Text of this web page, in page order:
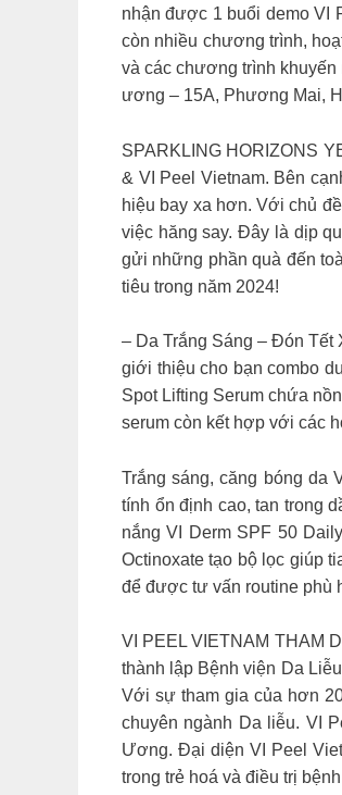
nhận được 1 buổi demo VI
còn nhiều chương trình,
và các chương trình
ương – 15A, Phương Mai,
SPARKLING HORIZONS
& VI Peel Vietnam. Bên
hiệu bay xa hơn. Với chủ
việc hăng say. Đây là dịp
gửi những phần quà đến
tiêu trong năm 2024!
– Da Trắng Sáng – Đón Tết
giới thiệu cho bạn combo
Spot Lifting Serum chứa
serum còn kết hợp với các
Trắng sáng, căng bóng da
tính ổn định cao, tan trong
nắng VI Derm SPF 50
Octinoxate tạo bộ lọc giúp
để được tư vấn routine phù
VI PEEL VIETNAM THAM
thành lập Bệnh viện Da
Với sự tham gia của hơn
chuyên ngành Da liễu. VI
Ương. Đại diện VI Peel
trong trẻ hoá và điều trị bệnh